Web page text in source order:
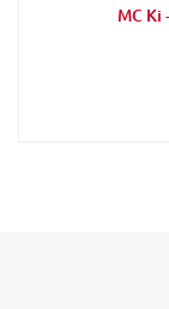
МС Кi